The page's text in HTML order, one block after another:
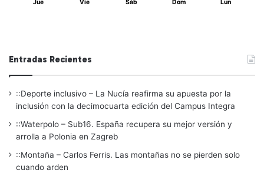
Jue Vie Sáb Dom Lun
Entradas Recientes
::Deporte inclusivo – La Nucía reafirma su apuesta por la
inclusión con la decimocuarta edición del Campus Integra
::Waterpolo – Sub16. España recupera su mejor versión y
arrolla a Polonia en Zagreb
::Montaña – Carlos Ferris. Las montañas no se pierden solo
cuando arden